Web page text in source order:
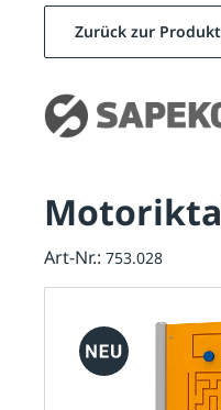
Zurück zur
Art-Nr.: 753.028